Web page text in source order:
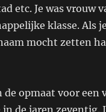
etc. Je was vrouw
klasse. Als
mocht zetten
opmaat voor een